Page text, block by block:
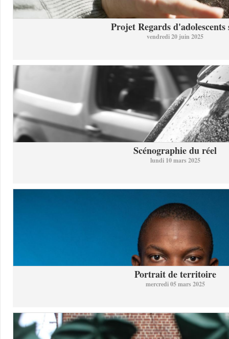
Projet Regards d'adolescents
vendredi 20 juin 2025
Scénographie du réel
lundi 10 mars 2025
Portrait de territoire
mercredi 05 mars 2025